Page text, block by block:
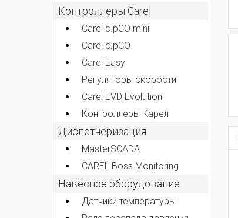
Контроллеры Carel
Carel c.pCO mini
Carel c.pCO
Carel Easy
Регуляторы скорости
Carel EVD Evolution
Контроллеры Карел
Диспетчеризация
MasterSCADA
CAREL Boss Monitoring
Навесное оборудование
Датчики температуры